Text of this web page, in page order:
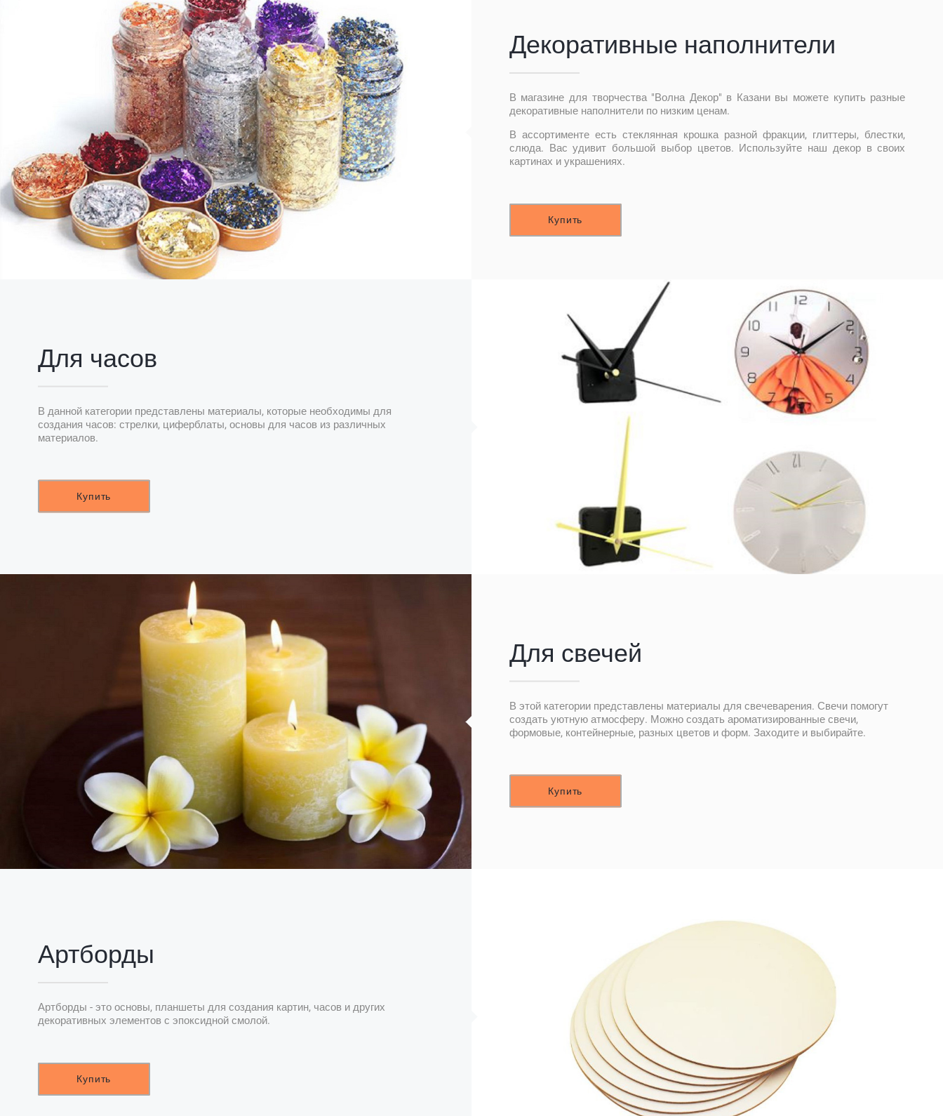
Декоративные наполнители
В магазине для творчества "Волна Декор" в Казани вы можете купить разные
декоративные наполнители по низким ценам.
В ассортименте есть стеклянная крошка разной фракции, глиттеры, блестки,
слюда. Вас удивит большой выбор цветов. Используйте наш декор в своих
картинах и украшениях.
Купить
Для часов
В данной категории представлены материалы, которые необходимы для
создания часов: стрелки, циферблаты, основы для часов из различных
материалов.
Купить
Для свечей
В этой категории представлены материалы для свечеварения. Свечи помогут
создать уютную атмосферу. Можно создать ароматизированные свечи,
формовые, контейнерные, разных цветов и форм. Заходите и выбирайте.
Купить
Артборды
Артборды - это основы, планшеты для создания картин, часов и других
декоративных элементов с эпоксидной смолой.
Купить